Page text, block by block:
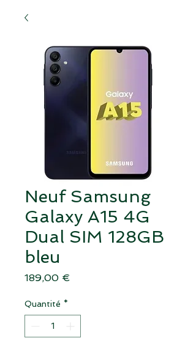
Neuf Samsung
Galaxy A15 4G
Dual SIM 128GB
bleu
189,00 €
Quantité *